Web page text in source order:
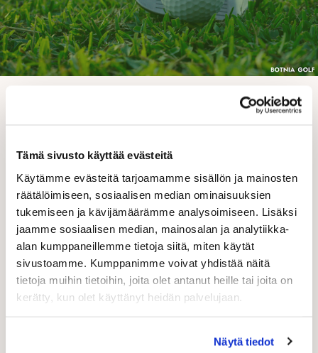
Tämä sivusto käyttää evästeitä
Käytämme evästeitä tarjoamamme sisällön ja mainosten
räätälöimiseen, sosiaalisen median ominaisuuksien
tukemiseen ja kävijämäärämme analysoimiseen. Lisäksi
jaamme sosiaalisen median, mainosalan ja analytiikka-
alan kumppaneillemme tietoja siitä, miten käytät
sivustoamme. Kumppanimme voivat yhdistää näitä
tietoja muihin tietoihin, joita olet antanut heille tai joita on
kerätty, kun olet käyttänyt heidän palvelujaan.
Näytä tiedot
Kenttä on siis huoltotoimien alla ja
liput on otettu pois
kauden päättymisen merkiksi.
Halutessaan kentällä voi vielä käydä pelaamassa
omaksi iloksi, mutta lippuja ei enää ole paikoillaan.
Huomio!Jäätyneellä nurmellaliikkuminen on
ehdottomasti kielletty, sillä se aiheuttaa pysyviä
vaurioita kenttään.
Lämmin kiitos kaikillejäsenille, vieraspelaajille,
Teidän panoksenne ansiosta Botnia Golf elää ja kehittyy